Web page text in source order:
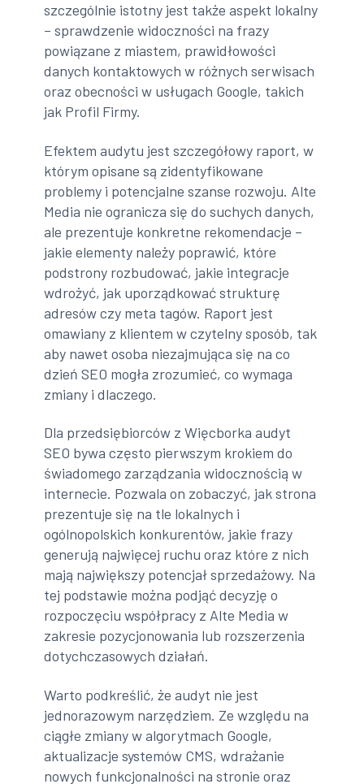
szczególnie istotny jest także aspekt lokalny
– sprawdzenie widoczności na frazy
powiązane z miastem, prawidłowości
danych kontaktowych w różnych serwisach
oraz obecności w usługach Google, takich
jak Profil Firmy.
Efektem audytu jest szczegółowy raport, w
którym opisane są zidentyfikowane
problemy i potencjalne szanse rozwoju. Alte
Media nie ogranicza się do suchych danych,
ale prezentuje konkretne rekomendacje –
jakie elementy należy poprawić, które
podstrony rozbudować, jakie integracje
wdrożyć, jak uporządkować strukturę
adresów czy meta tagów. Raport jest
omawiany z klientem w czytelny sposób, tak
aby nawet osoba niezajmująca się na co
dzień SEO mogła zrozumieć, co wymaga
zmiany i dlaczego.
Dla przedsiębiorców z Więcborka audyt
SEO bywa często pierwszym krokiem do
świadomego zarządzania widocznością w
internecie. Pozwala on zobaczyć, jak strona
prezentuje się na tle lokalnych i
ogólnopolskich konkurentów, jakie frazy
generują najwięcej ruchu oraz które z nich
mają największy potencjał sprzedażowy. Na
tej podstawie można podjąć decyzję o
rozpoczęciu współpracy z Alte Media w
zakresie pozycjonowania lub rozszerzenia
dotychczasowych działań.
Warto podkreślić, że audyt nie jest
jednorazowym narzędziem. Ze względu na
ciągłe zmiany w algorytmach Google,
aktualizacje systemów CMS, wdrażanie
nowych funkcjonalności na stronie oraz